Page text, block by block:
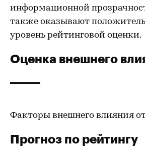
информационной
также оказывают
уровень рейтинговой оценки.
Оценка внешнего
Факторы внешнего влияния
Прогноз по рейтингу